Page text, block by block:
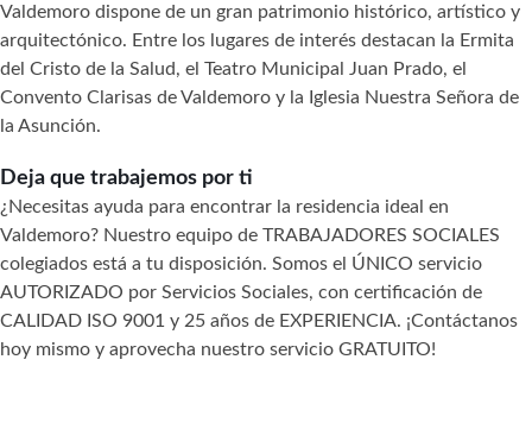
Valdemoro dispone de un gran patrimonio histórico, artístico y
arquitectónico. Entre los lugares de interés destacan la Ermita
del Cristo de la Salud, el Teatro Municipal Juan Prado, el
Convento Clarisas de Valdemoro y la Iglesia Nuestra Señora de
la Asunción.
Deja que trabajemos por ti
¿Necesitas ayuda para encontrar la residencia ideal en
Valdemoro? Nuestro equipo de TRABAJADORES SOCIALES
colegiados está a tu disposición. Somos el ÚNICO servicio
AUTORIZADO por Servicios Sociales, con certificación de
CALIDAD ISO 9001 y 25 años de EXPERIENCIA. ¡Contáctanos
hoy mismo y aprovecha nuestro servicio GRATUITO!